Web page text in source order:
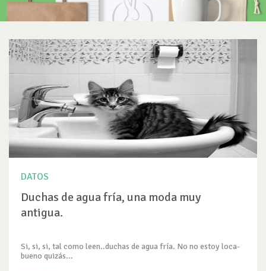
DATOS
Duchas de agua fría, una moda muy
antigua.
Si, si, si, tal como leen..duchas de agua fría. No no estoy loca-
bueno quizás...